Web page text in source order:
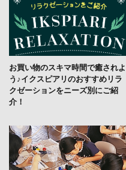
お買い物のスキマ時間で癒されよ
う♪イクスピアリのおすすめリラ
クゼーションをニーズ別にご紹
介！